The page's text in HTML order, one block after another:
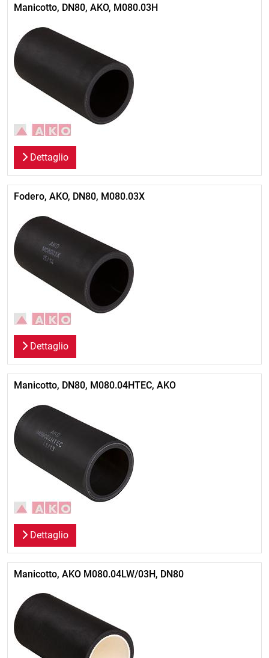
Manicotto, DN80, AKO, M080.03H
Dettaglio
Fodero, AKO, DN80, M080.03X
Dettaglio
Manicotto, DN80, M080.04HTEC, AKO
Dettaglio
Manicotto, AKO M080.04LW/03H, DN80